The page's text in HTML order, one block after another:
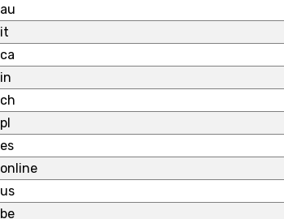
au
it
ca
in
ch
pl
es
online
us
be